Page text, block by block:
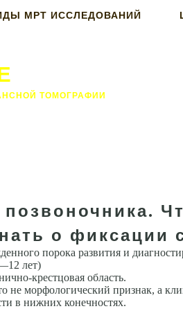
МРТ ИССЛЕДОВАНИЙ
ТОМОГРАФИИ
о фиксации
порока развития и
лет)
крест­цовая область.
морфологический признак, а
в нижних конечностях.